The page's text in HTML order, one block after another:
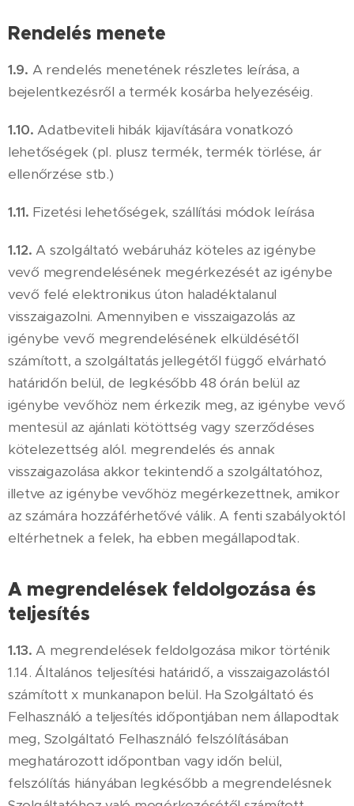
Rendelés menete
1.9. A rendelés menetének részletes leírása, a
bejelentkezésről a termék kosárba helyezéséig.
1.10. Adatbeviteli hibák kijavítására vonatkozó
lehetőségek (pl. plusz termék, termék törlése, ár
ellenőrzése stb.)
1.11. Fizetési lehetőségek, szállítási módok leírása
1.12. A szolgáltató webáruház köteles az igénybe
vevő megrendelésének megérkezését az igénybe
vevő felé elektronikus úton haladéktalanul
visszaigazolni. Amennyiben e visszaigazolás az
igénybe vevő megrendelésének elküldésétől
számított, a szolgáltatás jellegétől függő elvárható
határidőn belül, de legkésőbb 48 órán belül az
igénybe vevőhöz nem érkezik meg, az igénybe vevő
mentesül az ajánlati kötöttség vagy szerződéses
kötelezettség alól. megrendelés és annak
visszaigazolása akkor tekintendő a szolgáltatóhoz,
illetve az igénybe vevőhöz megérkezettnek, amikor
az számára hozzáférhetővé válik. A fenti szabályoktól
eltérhetnek a felek, ha ebben megállapodtak.
A megrendelések feldolgozása és
teljesítés
1.13. A megrendelések feldolgozása mikor történik
1.14. Általános teljesítési határidő, a visszaigazolástól
számított x munkanapon belül. Ha Szolgáltató és
Felhasználó a teljesítés időpontjában nem állapodtak
meg, Szolgáltató Felhasználó felszólításában
meghatározott időpontban vagy időn belül,
felszólítás hiányában legkésőbb a megrendelésnek